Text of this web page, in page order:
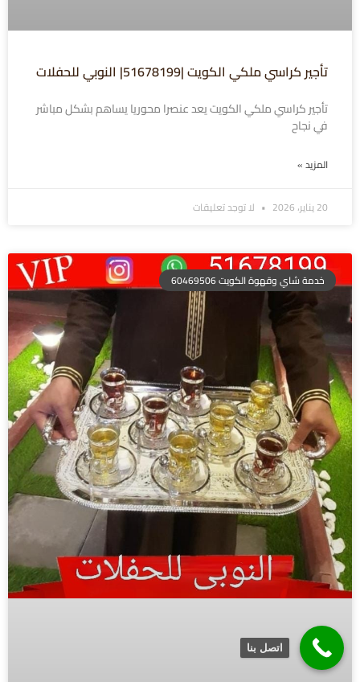
تأجير كراسي ملكي الكويت |51678199| النوبي للحفلات
تأجير كراسي ملكي الكويت يعد عنصرا محوريا يساهم بشكل مباشر
في نجاح
المزيد »
20 يناير، 2026 لا توجد تعليقات
خدمة شاي وقهوة الكويت 60469506
اتصل بنا